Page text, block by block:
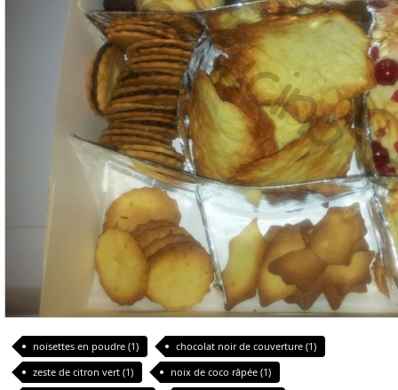
noisettes en poudre (1)
chocolat noir de couverture (1)
zeste de citron vert (1)
noix de coco râpée (1)